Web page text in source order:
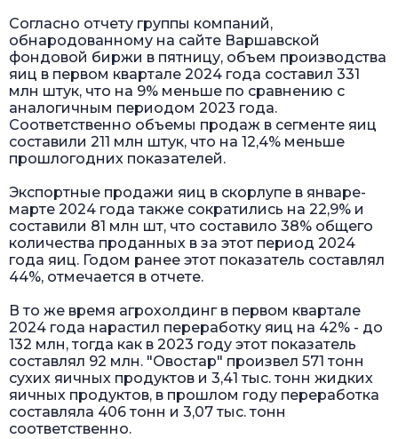
Согласно отчету группы компаний,
обнародованному на сайте Варшавской
фондовой биржи в пятницу, объем производства
яиц в первом квартале 2024 года составил 331
млн штук, что на 9% меньше по сравнению с
аналогичным периодом 2023 года.
Соответственно объемы продаж в сегменте яиц
составили 211 млн штук, что на 12,4% меньше
прошлогодних показателей.
Экспортные продажи яиц в скорлупе в январе-
марте 2024 года также сократились на 22,9% и
составили 81 млн шт, что составило 38% общего
количества проданных в за этот период 2024
года яиц. Годом ранее этот показатель составлял
44%, отмечается в отчете.
В то же время агрохолдинг в первом квартале
2024 года нарастил переработку яиц на 42% - до
132 млн, тогда как в 2023 году этот показатель
составлял 92 млн. "Овостар" произвел 571 тонн
сухих яичных продуктов и 3,41 тыс. тонн жидких
яичных продуктов, в прошлом году переработка
составляла 406 тонн и 3,07 тыс. тонн
соответственно.